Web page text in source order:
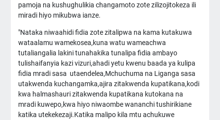
pamoja na kushughulikia changamoto zote zilizojitokeza ili
miradi hiyo mikubwa ianze.
"Nataka niwaahidi fidia zote zitalipwa na kama kutakuwa
wataalamu wamekosea,kuna watu wameachwa
tutaliangalia lakini tunahakika tunalipa fidia ambayo
tulishaifanyia kazi vizuri,ahadi yetu kwenu baada ya kulipa
fidia mradi sasa utaendelea,Mchuchuma na Liganga sasa
utakwenda kuchangamka,ajira zitakwenda kupatikana,kodi
kwa halmashauri zitakwenda kupatikana kutokana na
mradi kuwepo,kwa hiyo niwaombe wananchi tushirikiane
katika utekekezaji.Katika malipo kila mtu achukuwe